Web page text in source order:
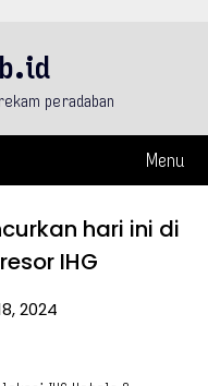
peradaban
Menu
hari ini di
IHG
2024